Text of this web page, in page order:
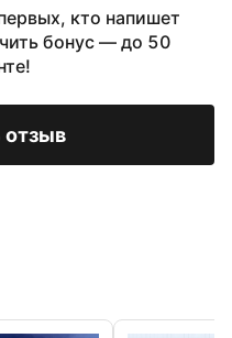
кто напишет
бонус — до 50
отзыв